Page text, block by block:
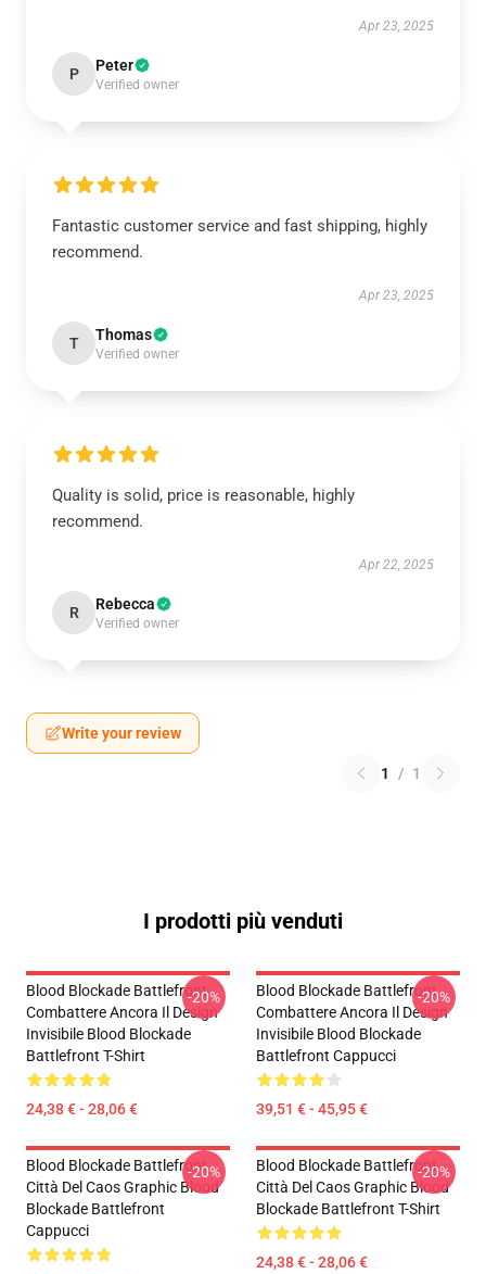
Apr 23, 2025
P Peter
Verified owner
Fantastic customer service and fast shipping, highly
recommend.
Apr 23, 2025
T Thomas
Verified owner
Quality is solid, price is reasonable, highly
recommend.
Apr 22, 2025
R Rebecca
Verified owner
Write your review
1 / 1
I prodotti più venduti
Blood Blockade Battlefront
Combattere Ancora Il Design
Invisibile Blood Blockade
Battlefront T-Shirt
24,38 € - 28,06 €
-20%
Blood Blockade Battlefront
Combattere Ancora Il Design
Invisibile Blood Blockade
Battlefront Cappucci
39,51 € - 45,95 €
-20%
Blood Blockade Battlefront
Città Del Caos Graphic Blood
Blockade Battlefront
Cappucci
-20%
Blood Blockade Battlefront
Città Del Caos Graphic Blood
Blockade Battlefront T-Shirt
24,38 € - 28,06 €
-20%